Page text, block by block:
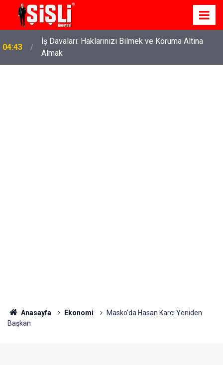
04:43
İş Davaları: Haklarınızı Bilmek ve Koruma Altına
Almak
Anasayfa Ekonomi
Masko'da Hasan Karcı Yeniden
Başkan